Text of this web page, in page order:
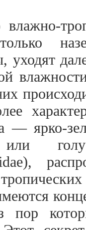
уходят
— ярко-
или
пор